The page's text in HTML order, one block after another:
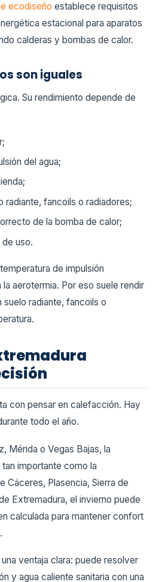
ecodiseño establece requisitos
estacional para aparatos
calderas y bombas de calor.
son iguales
Su rendimiento depende de
del agua;
radiante, fancoils o radiadores;
de la bomba de calor;
uso.
de impulsión
aerotermia. Por eso suele rendir
radiante, fancoils o
con pensar en calefacción. Hay
todo el año.
Mérida o Vegas Bajas, la
importante como la
Cáceres, Plasencia, Sierra de
Extremadura, el invierno puede
calculada para mantener confort
ventaja clara: puede resolver
y agua caliente sanitaria con una